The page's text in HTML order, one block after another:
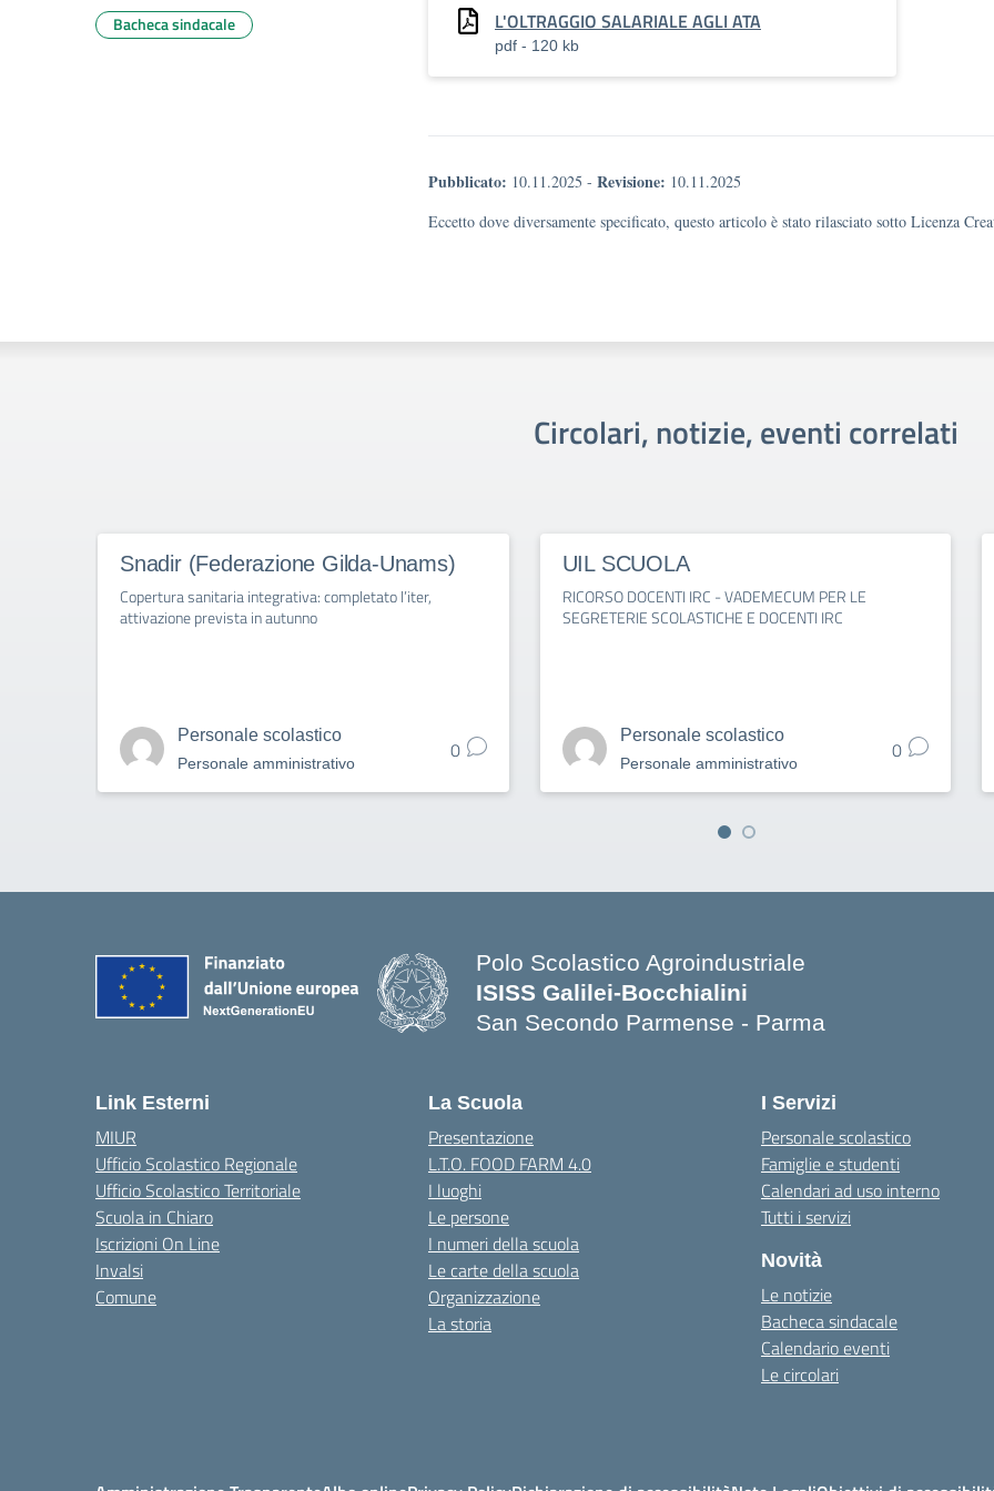
L'OLTRAGGIO SALARIALE AGLI ATA
pdf - 120 kb
Pubblicato: 10.11.2025 - Revisione: 10.11.2025
Eccetto dove diversamente specificato, questo articolo è stato rilasciato sotto Licenza
Bacheca sindacale
Circolari, notizie, eventi correlati
Snadir (Federazione Gilda-Unams)
Copertura sanitaria integrativa: completato l’iter,
attivazione prevista in autunno
Personale scolastico
Personale amministrativo 0
UIL SCUOLA
RICORSO DOCENTI IRC - VADEMECUM PER LE
SEGRETERIE SCOLASTICHE E DOCENTI IRC
Personale scolastico
Personale amministrativo 0
Polo Scolastico Agroindustriale
ISISS Galilei-Bocchialini
San Secondo Parmense - Parma
Link Esterni
MIUR
Ufficio Scolastico Regionale
Ufficio Scolastico Territoriale
Scuola in Chiaro
Iscrizioni On Line
Invalsi
Comune
La Scuola
Presentazione
L.T.O. FOOD FARM 4.0
I luoghi
Le persone
I numeri della scuola
Le carte della scuola
Organizzazione
La storia
I Servizi
Personale scolastico
Famiglie e studenti
Calendari ad uso interno
Tutti i servizi
Novità
Le notizie
Bacheca sindacale
Calendario eventi
Le circolari